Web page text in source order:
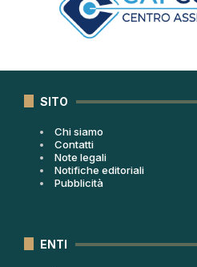
SITO
Chi siamo
Contatti
Note legali
Notifiche editoriali
Pubblicità
ENTI